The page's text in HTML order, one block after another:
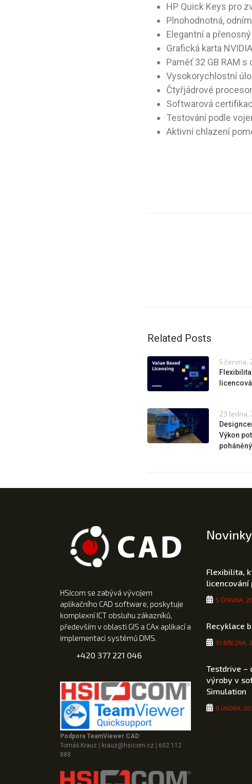
HP Quick Keys pro
Plnohodnotná,
Elegantní a
Grafická karta
Paměť 32 GB RAM
Vysokorychlostní
Čtyřjádrové
Softwarová
Testování podle
Aktivní chlazení
Related Posts
5 června,
23 ledna,
Výkon
HSIcom se zabývá vývojem
aplikačního CAD software, poskytuje
komplexní ICT obsluhu zákazníků,
především v oblasti GIS a CAx aplikací a
implementaci systémů DMS.
+420 377 221 046
Podpora TeamViewer CAD
Tomáš Krauz
krauz@hsicom.cz
602 112
888
Novinky
Flexibilita,
licencování
5 ČERVNA,
Recyklace
31 BŘEZNA,
Testdrive –
výroby v
Simulation
9 ÚNORA,